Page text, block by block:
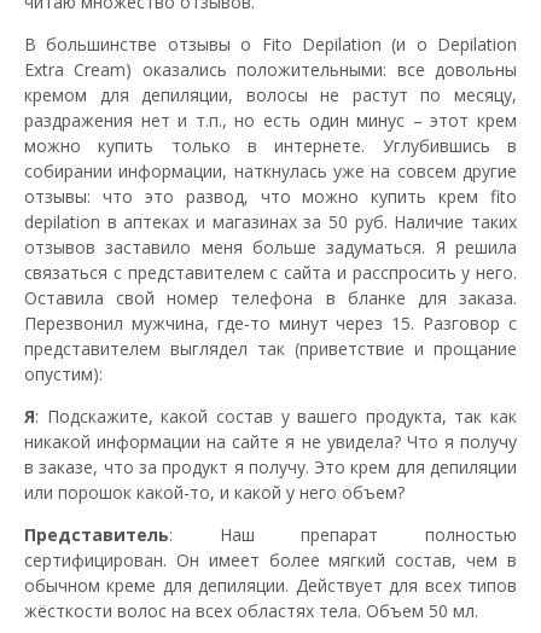
В большинстве отзывы о Fito Depilation (и о Depilation
Extra Cream) оказались положительными: все довольны
кремом для депиляции, волосы не растут по месяцу,
раздражения нет и т.п., но есть один минус – этот крем
можно купить только в интернете. Углубившись в
собирании информации, наткнулась уже на совсем другие
отзывы: что это развод, что можно купить крем fito
depilation в аптеках и магазинах за 50 руб. Наличие таких
отзывов заставило меня больше задуматься. Я решила
связаться с представителем с сайта и расспросить у него.
Оставила свой номер телефона в бланке для заказа.
Перезвонил мужчина, где-то минут через 15. Разговор с
представителем выглядел так (приветствие и прощание
опустим):
Я: Подскажите, какой состав у вашего продукта, так как
никакой информации на сайте я не увидела? Что я получу
в заказе, что за продукт я получу. Это крем для депиляции
или порошок какой-то, и какой у него объем?
Представитель: Наш препарат полностью
сертифицирован. Он имеет более мягкий состав, чем в
обычном креме для депиляции. Действует для всех типов
жёсткости волос на всех областях тела. Объем 50 мл.